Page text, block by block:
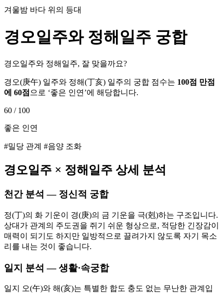
겨울밤 바다 위의 등대
경오일주와 정해일주 궁합
경오일주와 정해일주, 잘 맞을까요?
경오(庚午) 일주와 정해(丁亥) 일주의 궁합 점수는 100점 만점
에 60점 으로 ‘좋은 인연 ’에 해당합니다.
60 / 100
좋은 인연
#밀당 관계 #음양 조화
경오일주 × 정해 일주 상세 분석
천간 분석 — 정신적 궁합
정(丁)의 화 기운이 경(庚)의 금 기운을 극(剋)하는 구조입니다.
상대가 관계의 주도권을 쥐기 쉬운 형상으로, 적당한 긴장감이
매력이 되기도 하지만 일방적으로 끌려가지 않도록 자기 목소
리를 내는 것이 좋습니다.
일지 분석 — 생활·속궁합
일지 오(午)와 해(亥)는 특별한 합도 충도 없는 무난한 관계입